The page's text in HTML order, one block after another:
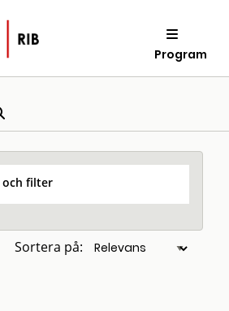
Program
och filter
Sortera på: